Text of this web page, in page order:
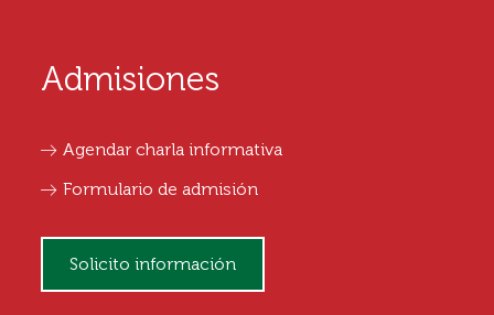
Admisiones
Agendar charla informativa
Formulario de admisión
Solicito información